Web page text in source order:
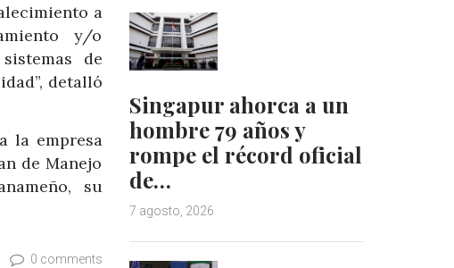
a
y/o
de
detalló
la empresa
de Manejo
su
0 comments
Singapur ahorca a un
hombre 79 años y
rompe el récord oficial
de…
7 agosto, 2026